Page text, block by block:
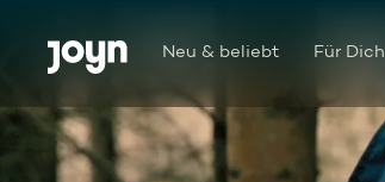
Zum Inhalt springen
Barrierefrei Neu & beliebt Für Dich